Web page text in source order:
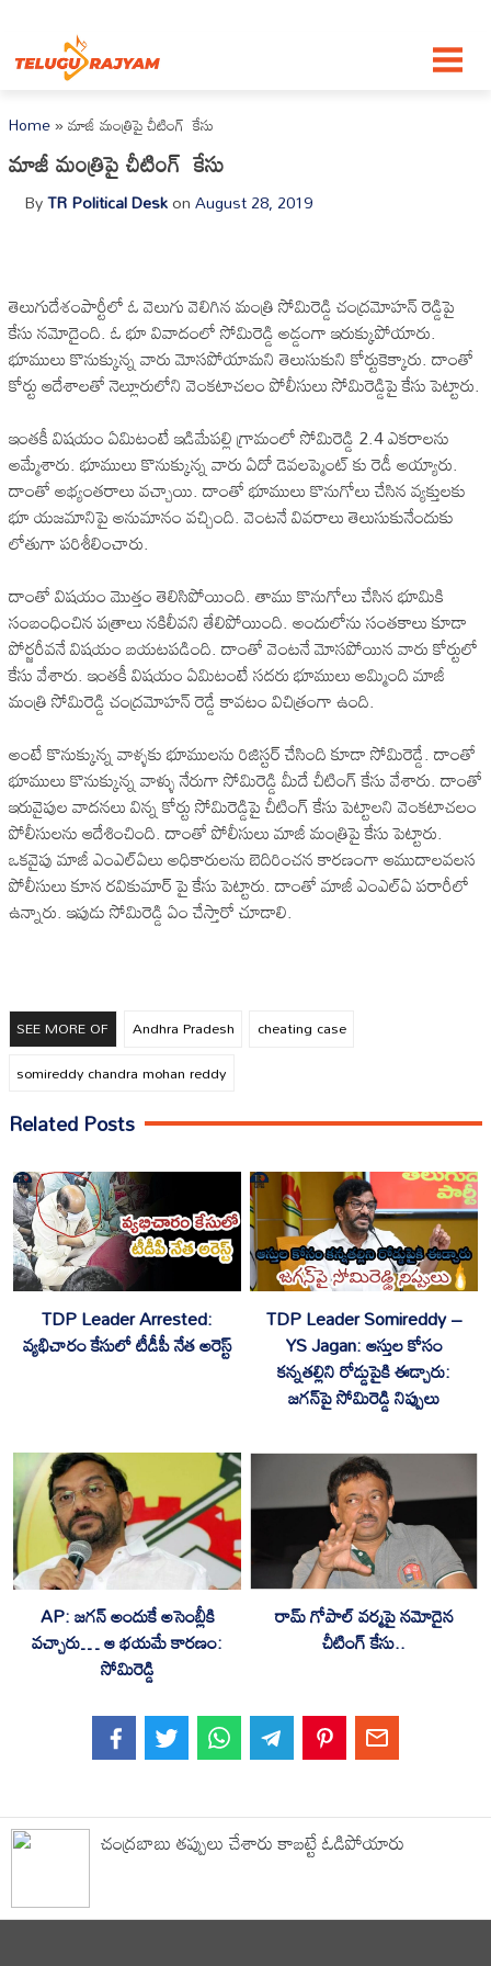
Home»మాజీ మంత్రిపై చీటింగ్ కేసు
మాజీ మంత్రిపై చీటింగ్ కేసు
ByTR Political DeskonAugust 28, 2019
తెలుగుదేశంపార్టీలో ఓ వెలుగు వెలిగిన మంత్రి సోమిరెడ్డి చంద్రమోహన్ రెడ్డిపై
కేసు నమోదైంది. ఓ భూ వివాదంలో సోమిరెడ్డి అడ్డంగా ఇరుక్కుపోయారు.
భూములు కొనుక్కున్న వారు మోసపోయామని తెలుసుకుని కోర్టుకెక్కారు. దాంతో
కోర్టు ఆదేశాలతో నెల్లూరులోని వెంకటాచలం పోలీసులు సోమిరెడ్డిపై కేసు పెట్టారు.
ఇంతకీ విషయం ఏమిటంటే ఇడిమేపల్లి గ్రామంలో సోమిరెడ్డి 2.4 ఎకరాలను
అమ్మేశారు. భూములు కొనుక్కున్న వారు ఏదో డెవలప్మెంట్ కు రెడీ అయ్యారు.
దాంతో అభ్యంతరాలు వచ్చాయి. దాంతో భూములు కొనుగోలు చేసిన వ్యక్తులకు
భూ యజమానిపై అనుమానం వచ్చింది. వెంటనే వివరాలు తెలుసుకునేందుకు
లోతుగా పరిశీలించారు.
దాంతో విషయం మొత్తం తెలిసిపోయింది. తాము కొనుగోలు చేసిన భూమికి
సంబంధించిన పత్రాలు నకిలీవని తేలిపోయింది. అందులోను సంతకాలు కూడా
పోర్జరీవనే విషయం బయటపడింది. దాంతో వెంటనే మోసపోయిన వారు కోర్టులో
కేసు వేశారు. ఇంతకీ విషయం ఏమిటంటే సదరు భూములు అమ్మింది మాజీ
మంత్రి సోమిరెడ్డి చంద్రమోహన్ రెడ్డే కావటం విచిత్రంగా ఉంది.
అంటే కొనుక్కున్న వాళ్ళకు భూములను రిజిస్టర్ చేసింది కూడా సోమిరెడ్డే. దాంతో
భూములు కొనుక్కున్న వాళ్ళు నేరుగా సోమిరెడ్డి మీదే చీటింగ్ కేసు వేశారు. దాంతో
ఇరువైపుల వాదనలు విన్న కోర్టు సోమిరెడ్డిపై చీటింగ్ కేసు పెట్టాలని వెంకటాచలం
పోలీసులను ఆదేశించింది. దాంతో పోలీసులు మాజీ మంత్రిపై కేసు పెట్టారు.
ఒకవైపు మాజీ ఎంఎల్ఏలు అధికారులను బెదిరించన కారణంగా ఆముదాలవలస
పోలీసులు కూన రవికుమార్ పై కేసు పెట్టారు. దాంతో మాజీ ఎంఎల్ఏ పరారీలో
ఉన్నారు. ఇపుడు సోమిరెడ్డి ఏం చేస్తారో చూడాలి.
SEE MORE OF Andhra Pradesh
cheating case
somireddy chandra mohan reddy
Related Posts
TDP Leader Arrested:
వ్యభిచారం కేసులో టీడీపీ నేత అరెస్ట్
TDP Leader Somireddy –
YS Jagan: ఆస్తుల కోసం
కన్నతల్లిని రోడ్డుపైకి ఈడ్చారు:
జగన్‌పై సోమిరెడ్డి నిప్పులు
AP: జగన్ అందుకే అసెంబ్లీకి
వచ్చారు… ఆ భయమే కారణం:
సోమిరెడ్డి
రామ్ గోపాల్ వర్మపై నమోదైన
చీటింగ్ కేసు..
చంద్రబాబు తప్పులు చేశారు కాబట్టే ఓడిపోయారు